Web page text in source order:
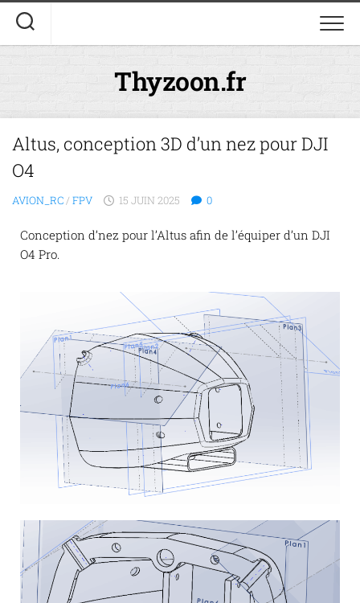
Thyzoon.fr
Altus, conception 3D d’un nez pour DJI
O4
AVION_RC/ FPV 15 JUIN 2025 0
Conception d’nez pour l’Altus afin de l’équiper d’un DJI
O4 Pro.